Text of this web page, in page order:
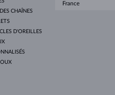
CHAÎNES
D'OREILLES
France